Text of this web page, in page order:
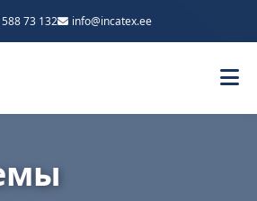
73 132 info@incatex.ee